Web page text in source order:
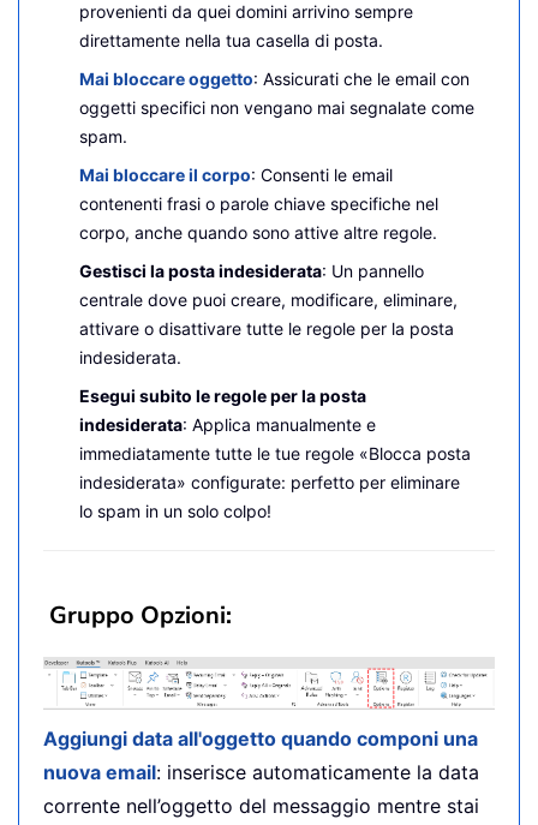
provenienti da quei domini arrivino sempre
direttamente nella tua casella di posta.
Mai bloccare oggetto: Assicurati che le email con
oggetti specifici non vengano mai segnalate come
spam.
Mai bloccare il corpo: Consenti le email
contenenti frasi o parole chiave specifiche nel
corpo, anche quando sono attive altre regole.
Gestisci la posta indesiderata: Un pannello
centrale dove puoi creare, modificare, eliminare,
attivare o disattivare tutte le regole per la posta
indesiderata.
Esegui subito le regole per la posta
indesiderata: Applica manualmente e
immediatamente tutte le tue regole «Blocca posta
indesiderata» configurate: perfetto per eliminare
lo spam in un solo colpo!
Gruppo Opzioni:
Aggiungi data all'oggetto quando componi una
nuova email: inserisce automaticamente la data
corrente nell’oggetto del messaggio mentre stai